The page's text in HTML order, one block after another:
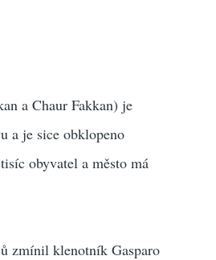
a Chaur Fakkan) je
a je sice obklopeno
obyvatel a město má
zmínil klenotník Gasparo